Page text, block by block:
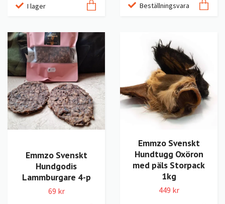
I lager Beställningsvara
Emmzo Svenskt
Hundgodis
Lammburgare 4-p
69 kr
Emmzo Svenskt
Hundtugg Oxöron
med päls Storpack
1kg
449 kr